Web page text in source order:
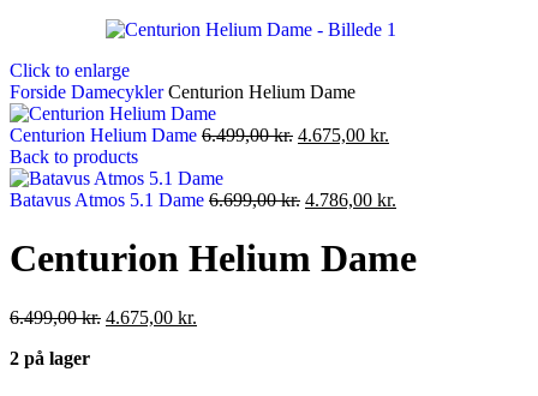
Click to enlarge
Forside DamecyklerCenturion Helium Dame
Centurion Helium Dame 6.499,00kr. Den
var:
4.675,00 kr.
er:
Back to products
Batavus Atmos 5.1 Dame 6.699,00kr. Den
pris
var:
4.786,00 kr.
er:
Centurion Helium Dame
6.499,00kr. Den
4.675,00 kr.
2 på lager